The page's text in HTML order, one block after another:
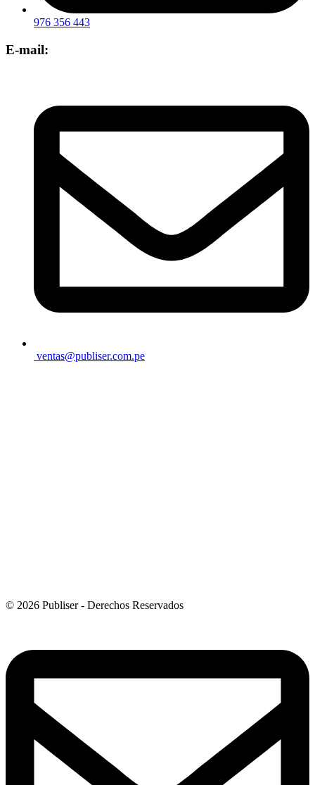
976 356 443
E-mail:
ventas@publiser.com.pe
© 2026 Publiser - Derechos Reservados